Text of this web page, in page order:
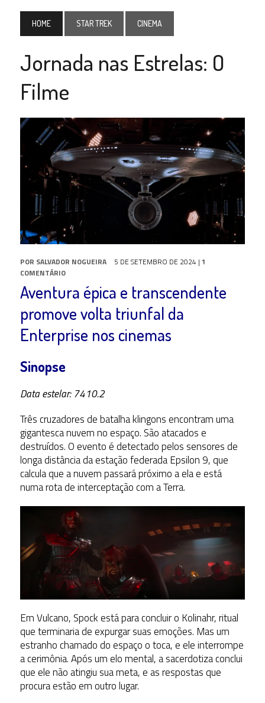
HOME STAR TREK CINEMA
Jornada nas Estrelas: O
Filme
POR SALVADOR NOGUEIRA 5 DE SETEMBRO DE 2024 | 1
COMENTÁRIO
Aventura épica e transcendente
promove volta triunfal da
Enterprise nos cinemas
Sinopse
Data estelar: 7410.2
Três cruzadores de batalha klingons encontram uma
gigantesca nuvem no espaço. São atacados e
destruídos. O evento é detectado pelos sensores de
longa distância da estação federada Epsilon 9, que
calcula que a nuvem passará próximo a ela e está
numa rota de interceptação com a Terra.
Em Vulcano, Spock está para concluir o Kolinahr, ritual
que terminaria de expurgar suas emoções. Mas um
estranho chamado do espaço o toca, e ele interrompe
a cerimônia. Após um elo mental, a sacerdotiza conclui
que ele não atingiu sua meta, e as respostas que
procura estão em outro lugar.